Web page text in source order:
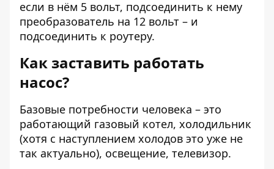
если в нём 5 вольт, подсоединить к нему
преобразователь на 12 вольт – и
подсоединить к роутеру.
Как заставить работать
насос?
Базовые потребности человека – это
работающий газовый котел, холодильник
(хотя с наступлением холодов это уже не
так актуально), освещение, телевизор.